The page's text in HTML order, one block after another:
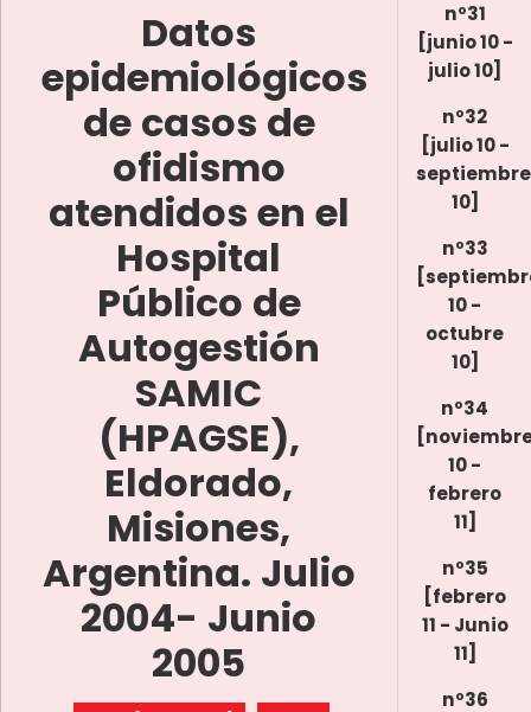
Datos
epidemiológicos
de casos de
ofidismo
atendidos en el
Hospital
Público de
Autogestión
SAMIC
(HPAGSE),
Eldorado,
Misiones,
Argentina. Julio
2004- Junio
2005
nº31
[junio 10 -
julio 10]
nº32
[julio 10 -
septiembre
10]
nº33
10 -
octubre
10]
nº34
10 -
febrero
11]
nº35
[febrero
11 - Junio
11]
nº36